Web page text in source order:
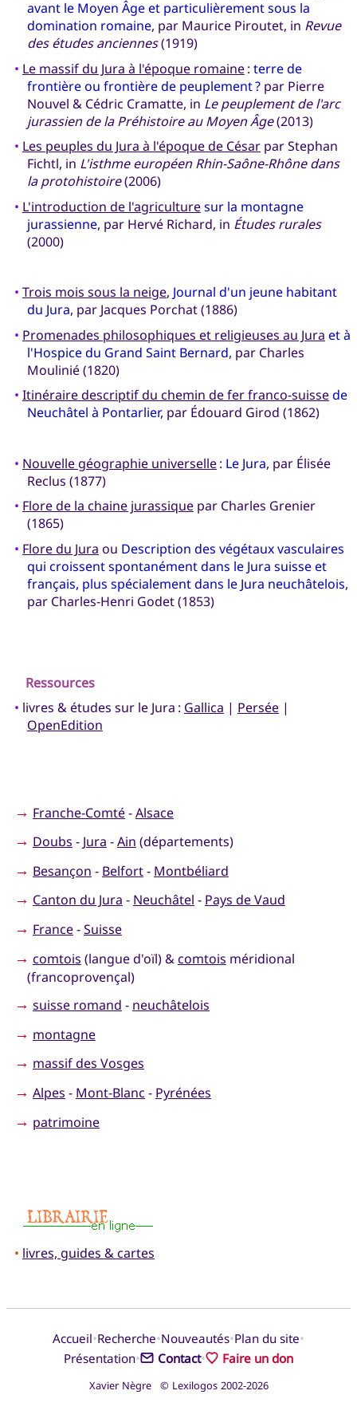
avant le Moyen Âge et particulièrement sous la
domination romaine, par Maurice Piroutet, in Revue
des études anciennes(1919)
• Le massif du Jura à l'époque romaine: terre de
frontière ou frontière de peuplement ?par Pierre
Nouvel & Cédric Cramatte, in Le peuplement de l'arc
jurassien de la Préhistoire au Moyen Âge(2013)
• Les peuples du Jura à l'époque de Césarpar Stephan
Fichtl, in L'isthme européen Rhin-Saône-Rhône dans
la protohistoire(2006)
• L'introduction de l'agriculturesur la montagne
jurassienne, par Hervé Richard, in Études rurales
(2000)
• Trois mois sous la neige, Journal d'un jeune habitant
du Jura, par Jacques Porchat (1886)
• Promenades philosophiques et religieuses au Jura et à
l'Hospice du Grand Saint Bernard, par Charles
Moulinié (1820)
• Itinéraire descriptif du chemin de fer franco-suissede
Neuchâtel à Pontarlier, par Édouard Girod (1862)
• Nouvelle géographie universelle: Le Jura, par Élisée
Reclus (1877)
• Flore de la chaine jurassiquepar Charles Grenier
(1865)
• Flore du Jura ou Description des végétaux vasculaires
qui croissent spontanément dans le Jura suisse et
français, plus spécialement dans le Jura neuchâtelois,
par Charles-Henri Godet (1853)
Ressources
• livres & études sur le Jura : Gallica | Persée|
OpenEdition
→ Franche-Comté-Alsace
→ Doubs - Jura -Ain (départements)
→ Besançon - Belfort- Montbéliard
→ Canton du Jura - Neuchâtel - Pays de Vaud
→ France-Suisse
→ comtois (langue d'oïl) &comtois méridional
(francoprovençal)
→ suisse romand - neuchâtelois
→ montagne
→ massif des Vosges
→ Alpes - Mont-Blanc - Pyrénées
→ patrimoine
• livres, guides & cartes
Accueil•Recherche•Nouveautés•Plan du site•
Présentation• Contact• Faire un don
Xavier Nègre © Lexilogos 2002-2026